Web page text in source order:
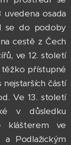
osada
se do podoby
cestě z Čech
ve 12. století
přístupné
částí
Ve 13. století
v důsledku
klášterem ve
a Podlažickým